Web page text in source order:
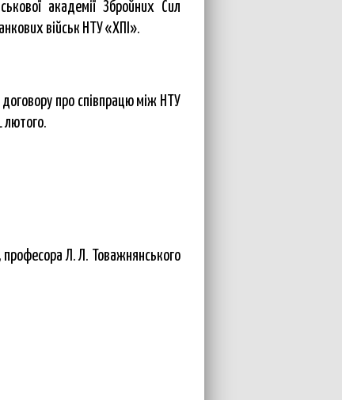
академії Збройних Сил
військ НТУ «ХПІ».
договору про співпрацю між НТУ
лютого.
професора Л. Л. Товажнянського